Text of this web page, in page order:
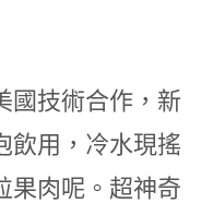
國技術合作，新
飲用，冷水現搖
果肉呢。超神奇